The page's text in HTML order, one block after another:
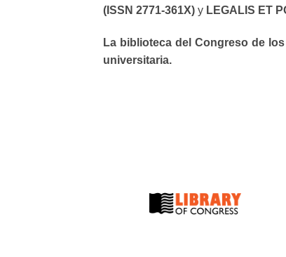
(ISSN 2771-361X) y LEGALIS ET
La biblioteca del Congreso de
universitaria.